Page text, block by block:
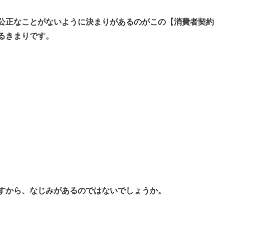
なことがないように決まりがあるのがこの【消費者契約
まりです。
ら、なじみがあるのではないでしょうか。